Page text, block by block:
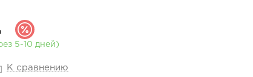
5-10 дней)
К сравнению